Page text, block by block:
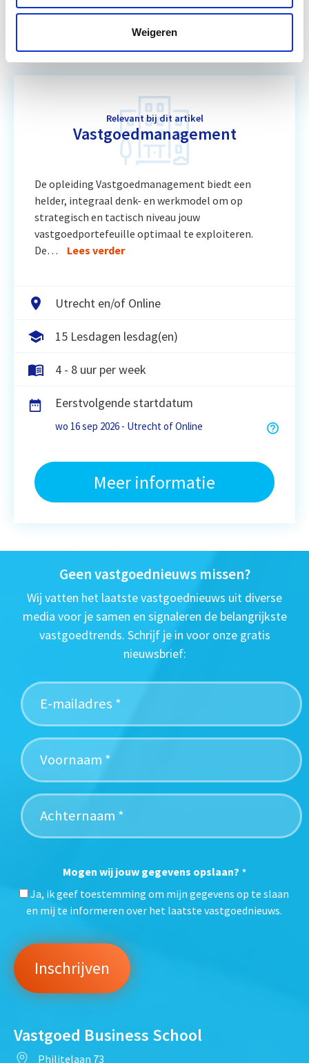
Weigeren
Huurrecht Bedrijfsruimte Start wo 9 jun
Relevant bij dit artikel
Vastgoedmanagement
De opleiding Vastgoedmanagement biedt een
helder, integraal denk- en werkmodel om op
strategisch en tactisch niveau jouw
vastgoedportefeuille optimaal te exploiteren.
De…
Lees verder
Utrecht en/of Online
15 Lesdagen lesdag(en)
4 - 8 uur per week
Eerstvolgende startdatum
wo 16 sep 2026 - Utrecht of Online
Meer informatie
Geen vastgoednieuws missen?
Wij vatten het laatste vastgoednieuws uit diverse
media voor je samen en signaleren de belangrijkste
vastgoedtrends. Schrijf je in voor onze gratis
nieuwsbrief:
Mogen wij jouw gegevens opslaan? *
Ja, ik geef toestemming om mijn gegevens op te slaan
en mij te informeren over het laatste vastgoednieuws.
Vastgoed Business School
Philitelaan 73